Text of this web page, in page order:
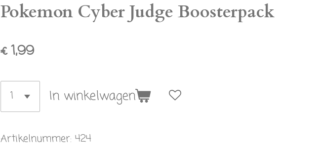
Pokemon Cyber Judge Boosterpack
€ 1,99
In winkelwagen
Artikelnummer: 424